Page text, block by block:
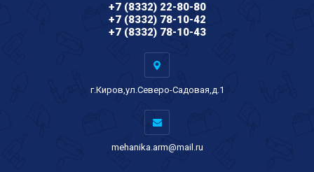
+7 (8332) 22-80-80
+7 (8332) 78-10-42
+7 (8332) 78-10-43
г.Киров,ул.Северо-Садовая,д.1
mehanika.arm@mail.ru